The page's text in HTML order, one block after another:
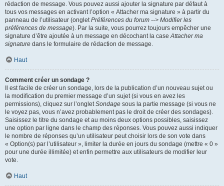
rédaction de message. Vous pouvez aussi ajouter la signature par défaut à
tous vos messages en activant l’option « Attacher ma signature » à partir du
panneau de l’utilisateur (ongletPréférences du forum --> Modifier les
préférences de message). Par la suite, vous pourrez toujours empêcher une
signature d’être ajoutée à un message en décochant la caseAttacher ma
signature dans le formulaire de rédaction de message.
Haut
Comment créer un sondage ?
Il est facile de créer un sondage, lors de la publication d’un nouveau sujet ou
la modification du premier message d’un sujet (si vous en avez les
permissions), cliquez sur l’ongletSondage sous la partie message (si vous ne
le voyez pas, vous n’avez probablement pas le droit de créer des sondages).
Saisissez le titre du sondage et au moins deux options possibles, saisissez
une option par ligne dans le champ des réponses. Vous pouvez aussi indiquer
le nombre de réponses qu’un utilisateur peut choisir lors de son vote dans
« Option(s) par l’utilisateur », limiter la durée en jours du sondage (mettre « 0 »
pour une durée illimitée) et enfin permettre aux utilisateurs de modifier leur
vote.
Haut